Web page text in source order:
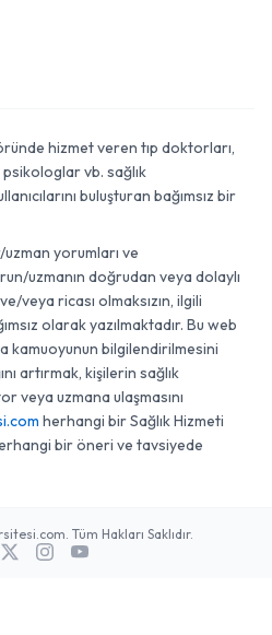
hizmet veren tıp doktorları,
vb. sağlık
buluşturan bağımsız bir
yorumları ve
uzmanın doğrudan veya dolaylı
veya ricası olmaksızın, ilgili
olarak yazılmaktadır. Bu web
kamuoyunun bilgilendirilmesini
artırmak, kişilerin sağlık
veya uzmana ulaşmasını
herhangi bir Sağlık Hizmeti
bir öneri ve tavsiyede
Tüm Hakları Saklıdır.